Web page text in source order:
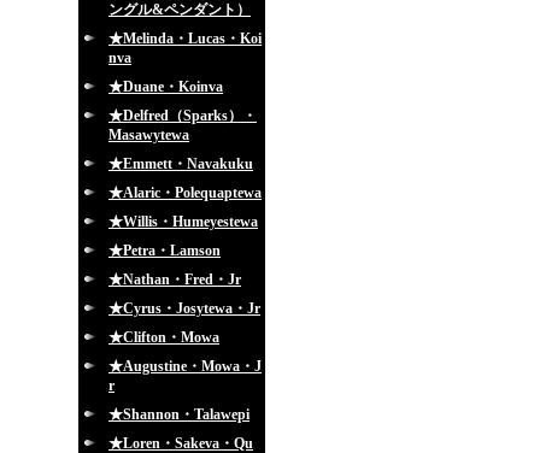
ングル&ペンダント）
★Melinda・Lucas・Koi
nva
★Duane・Koinva
★Delfred（Sparks）・
Masawytewa
★Emmett・Navakuku
★Alaric・Polequaptewa
★Willis・Humeyestewa
★Petra・Lamson
★Nathan・Fred・Jr
★Cyrus・Josytewa・Jr
★Clifton・Mowa
★Augustine・Mowa・J
r
★Shannon・Talawepi
★Loren・Sakeva・Qu